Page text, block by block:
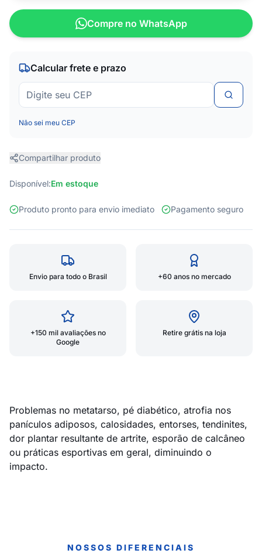
Compre no WhatsApp
Calcular frete e prazo
Não sei meu CEP
Compartilhar produto
Disponível:Em estoque
Produto pronto para envio imediato Pagamento seguro
Envio para todo o Brasil +60 anos no mercado
+150 mil avaliações no
Google
Retire grátis na loja
Problemas no metatarso, pé diabético, atrofia nos
panículos adiposos, calosidades, entorses, tendinites,
dor plantar resultante de artrite, esporão de calcâneo
ou práticas esportivas em geral, diminuindo o
impacto.
NOSSOS DIFERENCIAIS